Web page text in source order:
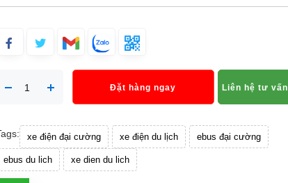
Đặt hàng ngay Liên hệ tư vấn
xe điện đại cường xe điện du lịch ebus đại cường
ebus du lich xe dien du lich